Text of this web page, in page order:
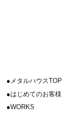
メタルハウスTOP
はじめてのお客様
WORKS